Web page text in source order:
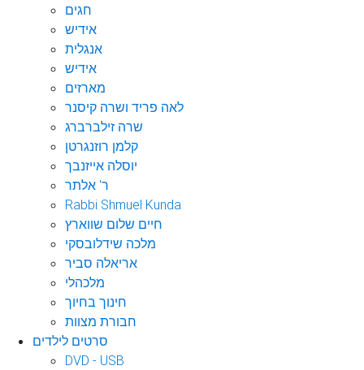
חגים
אידיש
אנגלית
אידיש
מארזים
לאה פריד ושרה קיסנר
שרה זילברברג
קלמן רוזנגרטן
יוסלה אייזנבך
ר' אלתר
Rabbi Shmuel Kunda
חיים שלום שווארץ
מלכה שידלובסקי
אריאלה סביר
מלכהלי
חינוך בחיוך
חבורת מצוות
סרטים לילדים
DVD - USB